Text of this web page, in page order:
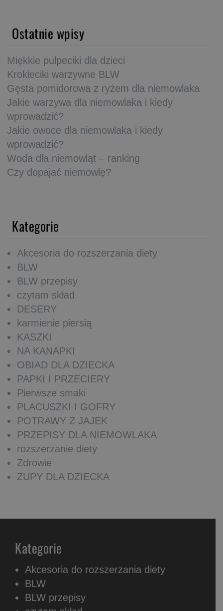
Ostatnie wpisy
Miękkie pulpeciki dla dzieci
Krokieciki warzywne BLW
Gęsta pomidorowa z ryżem dla niemowlaka
Jakie warzywa dla niemowlaka i kiedy
wprowadzić?
Jakie owoce dla niemowlaka i kiedy
wprowadzić?
Woda dla niemowląt – ranking
Czy dopajać niemowlę?
Kategorie
Akcesoria do rozszerzania diety
BLW
BLW przepisy
czytam skład
DESERY
karmienie piersią
KASZKI
NA KANAPKI
OBIAD DLA DZIECKA
PAPKI I PRZECIERY
Pierwsze smaki
PLACUSZKI I GOFRY
POTRAWY Z JAJEK
PRZEPISY DLA NIEMOWLAKA
rozszerzanie diety
Zdrowie
ZUPY DLA DZIECKA
Kategorie
Akcesoria do rozszerzania diety
BLW
BLW przepisy